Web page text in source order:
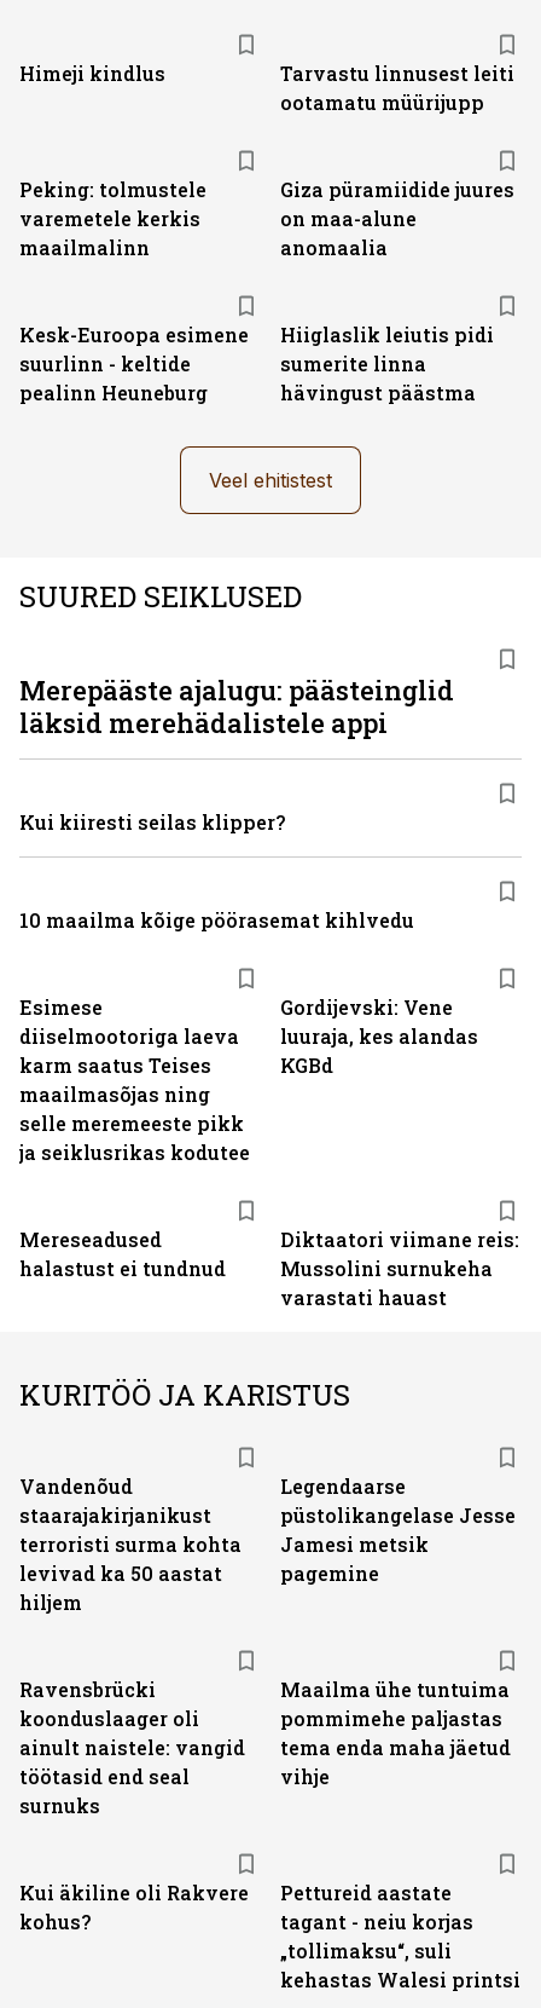
Himeji kindlus
Tarvastu linnusest leiti
ootamatu müürijupp
Peking: tolmustele
varemetele kerkis
maailmalinn
Giza püramiidide juures
on maa-alune
anomaalia
Kesk-Euroopa esimene
suurlinn - keltide
pealinn Heuneburg
Hiiglaslik leiutis pidi
sumerite linna
hävingust päästma
Veel ehitistest
SUURED SEIKLUSED
Esimese
diiselmootoriga laeva
karm saatus Teises
maailmasõjas ning
selle meremeeste pikk
ja seiklusrikas kodutee
Gordijevski: Vene
luuraja, kes alandas
KGBd
Mereseadused
halastust ei tundnud
Diktaatori viimane reis:
Mussolini surnukeha
varastati hauast
Merepääste ajalugu: päästeinglid
läksid merehädalistele appi
Kui kiiresti seilas klipper?
10 maailma kõige pöörasemat kihlvedu
KURITÖÖ JA KARISTUS
Vandenõud
staarajakirjanikust
terroristi surma kohta
levivad ka 50 aastat
hiljem
Legendaarse
püstolikangelase Jesse
Jamesi metsik
pagemine
Ravensbrücki
koonduslaager oli
ainult naistele: vangid
töötasid end seal
surnuks
Maailma ühe tuntuima
pommimehe paljastas
tema enda maha jäetud
vihje
Kui äkiline oli Rakvere
kohus?
Pettureid aastate
tagant - neiu korjas
„tollimaksu“, suli
kehastas Walesi printsi